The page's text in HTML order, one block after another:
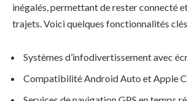
inégalés, permettant de rester connecté
trajets. Voici quelques fonctionnalités
Systèmes d’infodivertissement avec
Compatibilité Android Auto et Apple